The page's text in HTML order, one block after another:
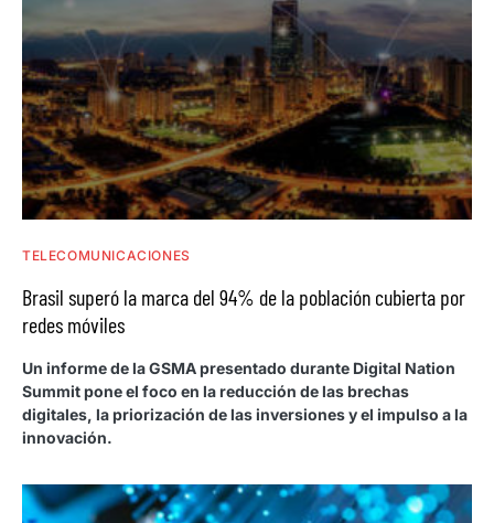
TELECOMUNICACIONES
Brasil superó la marca del 94% de la población cubierta por
redes móviles
Un informe de la GSMA presentado durante Digital Nation
Summit pone el foco en la reducción de las brechas
digitales, la priorización de las inversiones y el impulso a la
innovación.